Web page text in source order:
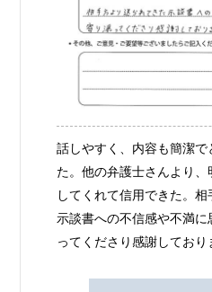
話しやすく、内容も簡潔で
た。他の弁護士さんより
してくれて信用できた。
示談書への不信感や不満
ってくださり感謝しており